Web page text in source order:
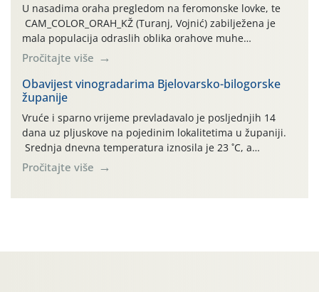
U nasadima oraha pregledom na feromonske lovke, te
CAM_COLOR_ORAH_KŽ (Turanj, Vojnić) zabilježena je
mala populacija odraslih oblika orahove muhe
(Rhagoletis completa). Niska brojnost može se objasniti
činjenicom da je riječ o mladim nasadima s vrlo malim
urodom, što je povezano i s manjim brojem prezimjelih
jedinki. U starijim nasadima, na žutim ljepljivim Rebell
pločama s […]
Pročitajte više
Obavijest vinogradarima Bjelovarsko-bilogorske
županije
Vruće i sparno vrijeme prevladavalo je posljednjih 14
dana uz pljuskove na pojedinim lokalitetima u županiji.
Srednja dnevna temperatura iznosila je 23 ˚C, a
maksimalne su posljednjih dana dosezale do 35 ˚C.
Simptome plamenjače vinove loze (Plasmoparas
Pročitajte više